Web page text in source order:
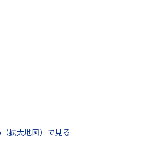
拡大地図）で見る